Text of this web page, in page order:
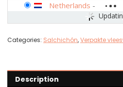
Netherlands -
Categories: Salchichón,Verpakte
Description